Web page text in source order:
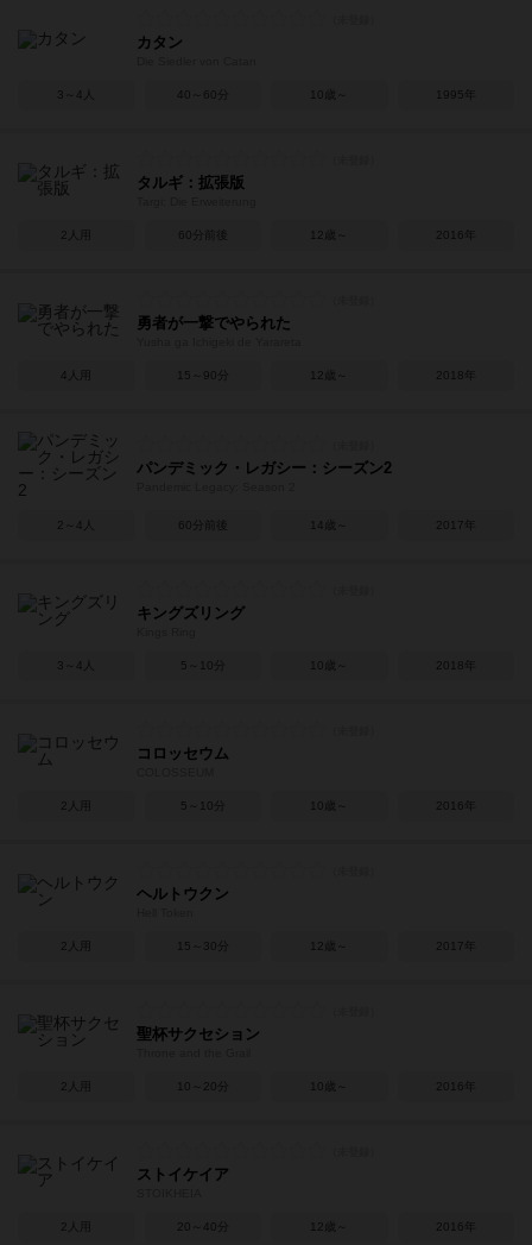
カタン
3～4人 40～60分 10歳～ 1995年
タルギ：拡張版
2人用 60分前後 12歳～ 2016年
勇者が一撃でやられた
4人用 15～90分 12歳～ 2018年
パンデミック・レガシー：シーズン2
2～4人 60分前後 14歳～ 2017年
キングズリング
3～4人 5～10分 10歳～ 2018年
コロッセウム
2人用 5～10分 10歳～ 2016年
ヘルトウクン
2人用 15～30分 12歳～ 2017年
聖杯サクセション
2人用 10～20分 10歳～ 2016年
ストイケイア
2人用 20～40分 12歳～ 2016年